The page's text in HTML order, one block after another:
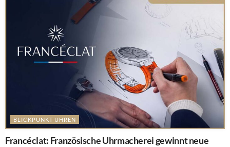
BLICKPUNKT UHREN
Francéclat: Französische Uhrmacherei gewinnt neue